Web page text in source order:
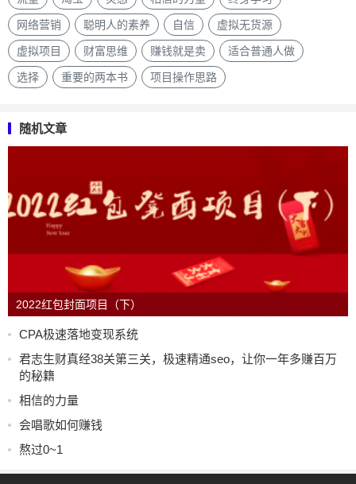
网络营销 聪明人的素养 自信 虚拟无货源
虚拟项目 财富思维 赚钱就是卖 适合普通人做
选择 重要的两本书 项目操作思路
随机文章
2022红包封面项目（下）
CPA极速落地变现系统
君志生财真经38关第三关，极速精通seo，让你一年多赚百万
的秘籍
相信的力量
会唱歌如何赚钱
熬过0~1